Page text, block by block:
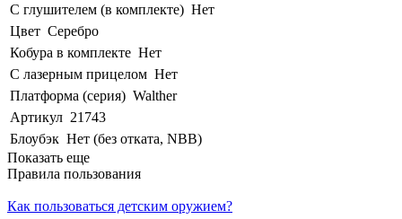
С глушителем (в комплекте) Нет
Цвет Серебро
Кобура в комплекте Нет
С лазерным прицелом Нет
Платформа (серия) Walther
Артикул 21743
Блоубэк Нет (без отката, NBB)
Показать еще
Правила пользования
Как пользоваться детским оружием?